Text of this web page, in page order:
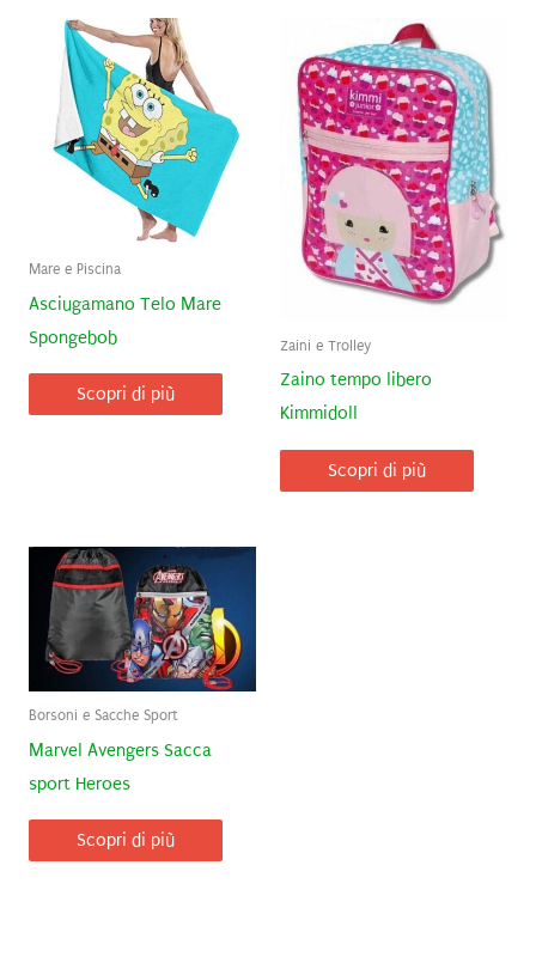
Mare e Piscina
Asciugamano Telo Mare
Spongebob
Scopri di più
Zaini e Trolley
Zaino tempo libero
Kimmidoll
Scopri di più
Borsoni e Sacche Sport
Marvel Avengers Sacca
sport Heroes
Scopri di più